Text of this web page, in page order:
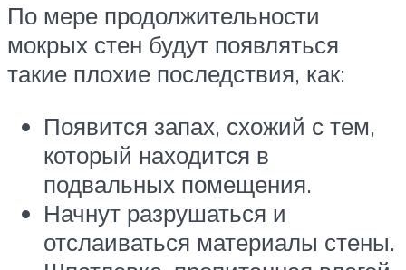
По мере продолжительности
мокрых стен будут появляться
такие плохие последствия, как:
Появится запах, схожий с тем,
который находится в
подвальных помещения.
Начнут разрушаться и
отслаиваться материалы стены.